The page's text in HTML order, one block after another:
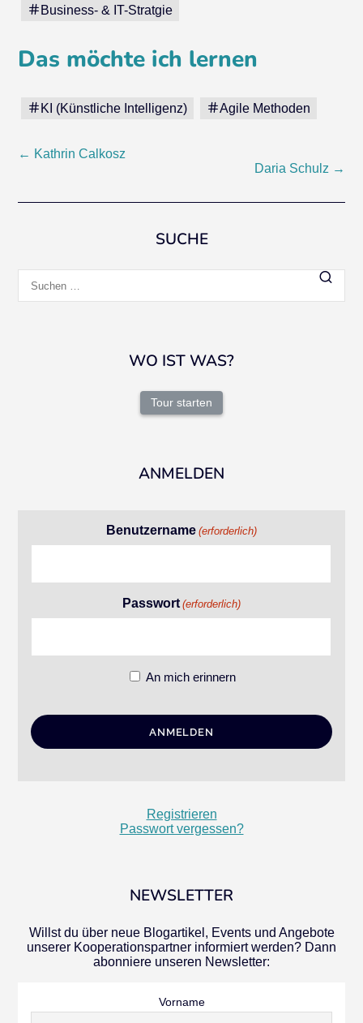
Business- & IT-Stratgie
Das möchte ich lernen
KI (Künstliche Intelligenz) Agile Methoden
Beitragsnavigation
← Kathrin Calkosz
Daria Schulz →
SUCHE
nach:
WO IST WAS?
Tour starten
ANMELDEN
Benutzername (erforderlich)
Passwort (erforderlich)
An mich erinnern
Registrieren
Passwort vergessen?
NEWSLETTER
Willst du über neue Blogartikel, Events und Angebote
unserer Kooperationspartner informiert werden? Dann
abonniere unseren Newsletter:
Vorname